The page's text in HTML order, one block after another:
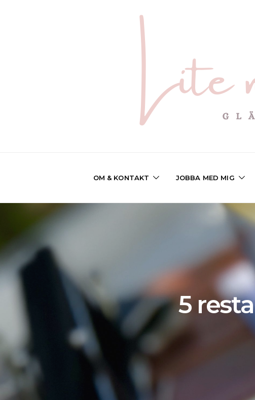
OM & KONTAKT JOBBA MED MIG
5